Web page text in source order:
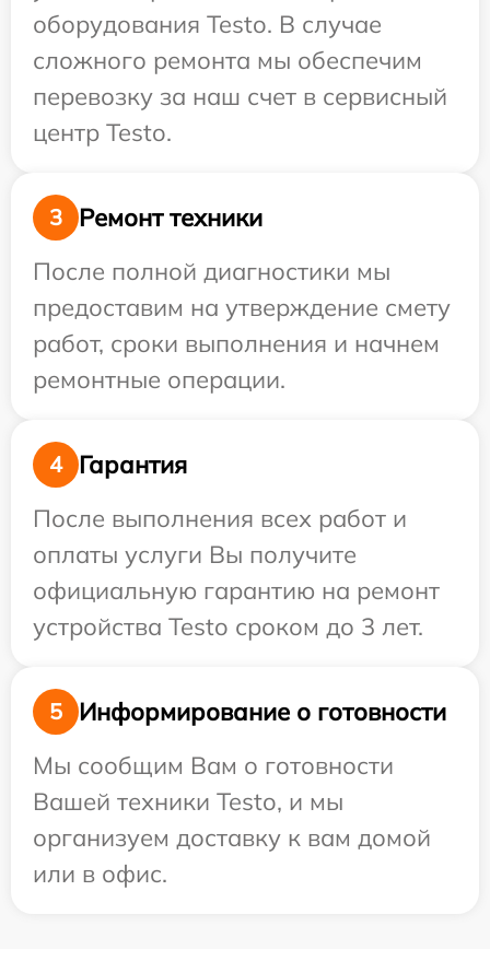
оборудования Testo. В случае
сложного ремонта мы обеспечим
перевозку за наш счет в сервисный
центр Testo.
3
Ремонт техники
После полной диагностики мы
предоставим на утверждение смету
работ, сроки выполнения и начнем
ремонтные операции.
4
Гарантия
После выполнения всех работ и
оплаты услуги Вы получите
официальную гарантию на ремонт
устройства Testo сроком до 3 лет.
5
Информирование о готовности
Мы сообщим Вам о готовности
Вашей техники Testo, и мы
организуем доставку к вам домой
или в офис.